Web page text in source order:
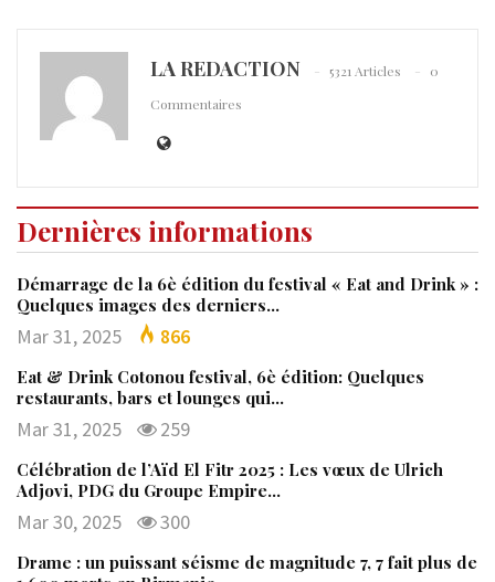
LA REDACTION 5321 Articles
0
Commentaires
Dernières informations
Démarrage de la 6è édition du festival « Eat and Drink » :
Quelques images des derniers…
Mar 31, 2025 866
Eat & Drink Cotonou festival, 6è édition: Quelques
restaurants, bars et lounges qui…
Mar 31, 2025 259
Célébration de l’Aïd El Fitr 2025 : Les vœux de Ulrich
Adjovi, PDG du Groupe Empire…
Mar 30, 2025 300
Drame : un puissant séisme de magnitude 7, 7 fait plus de